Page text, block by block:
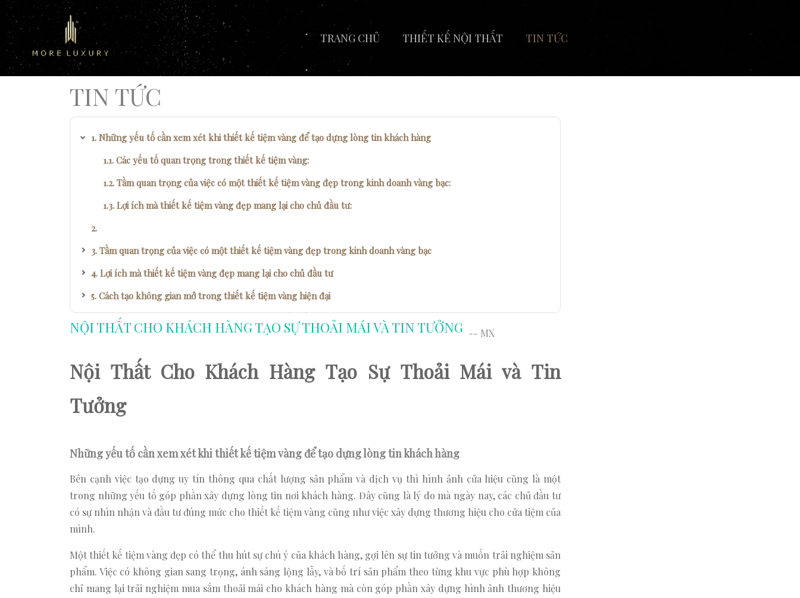
TRANG CHỦ THIẾT KẾ NỘI THẤT TIN TỨC
TIN TỨC
Những yếu tố cần xem xét khi thiết kế tiệm vàng để tạo dựng lòng tin khách hàng
Các yếu tố quan trọng trong thiết kế tiệm vàng:
Tầm quan trọng của việc có một thiết kế tiệm vàng đẹp trong kinh doanh vàng bạc:
Lợi ích mà thiết kế tiệm vàng đẹp mang lại cho chủ đầu tư:
Tầm quan trọng của việc có một thiết kế tiệm vàng đẹp trong kinh doanh vàng bạc
Lợi ích mà thiết kế tiệm vàng đẹp mang lại cho chủ đầu tư
Cách tạo không gian mở trong thiết kế tiệm vàng hiện đại
Lợi ích của sử dụng không gian xanh trong thiết kế tiệm vàng
Lựa chọn nội thất phù hợp để mang tính thẩm mỹ cao cho cửa hàng và trưng bày sản phẩm
NỘI THẤT CHO KHÁCH HÀNG TẠO SỰ THOẢI MÁI VÀ TIN TƯỞNG -- MX
Nội Thất Cho Khách Hàng Tạo Sự Thoải Mái và Tin
Tưởng
Những yếu tố cần xem xét khi thiết kế tiệm vàng để tạo dựng lòng tin khách hàng
Bên cạnh việc tạo dựng uy tín thông qua chất lượng sản phẩm và dịch vụ thì hình ảnh cửa hiệu cũng là một
trong những yếu tố góp phần xây dựng lòng tin nơi khách hàng. Đây cũng là lý do mà ngày nay, các chủ đầu tư
có sự nhìn nhận và đầu tư đúng mức cho thiết kế tiệm vàng cũng như việc xây dựng thương hiệu cho cửa tiệm của
mình.
Một thiết kế tiệm vàng đẹp có thể thu hút sự chú ý của khách hàng, gợi lên sự tin tưởng và muốn trải nghiệm sản
phẩm. Việc có không gian sang trọng, ánh sáng lộng lẫy, và bố trí sản phẩm theo từng khu vực phù hợp không
chỉ mang lại trải nghiệm mua sắm thoải mái cho khách hàng mà còn góp phần xây dựng hình ảnh thương hiệu